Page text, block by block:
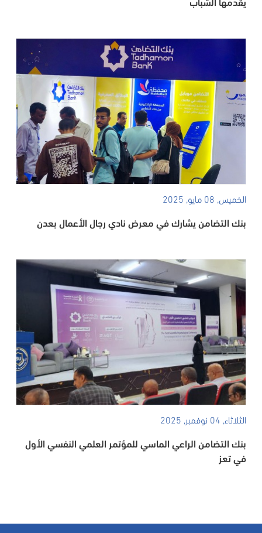
الخميس, 08 مايو, 2025
بنك التضامن يشارك في معرض نادي رجال الأعمال بعدن
الثلاثاء, 04 نوفمبر, 2025
بنك التضامن الراعي الماسي للمؤتمر العلمي النفسي الأول
في تعز